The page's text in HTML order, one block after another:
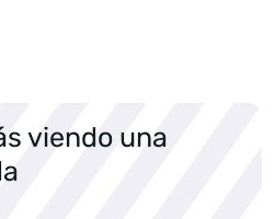
viendo una